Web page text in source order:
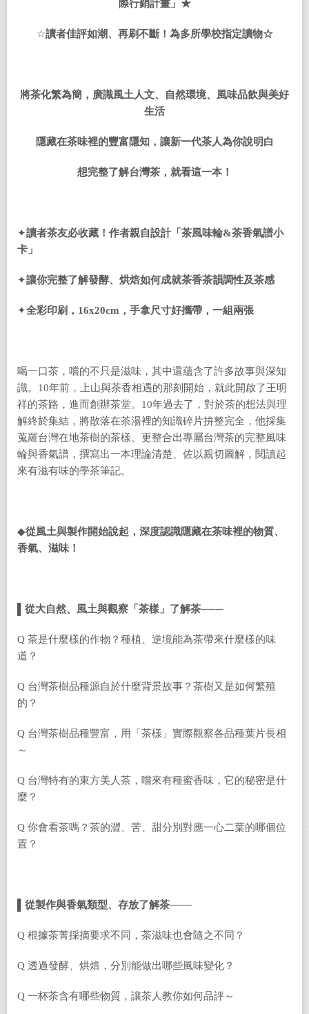
際行銷計畫」 ★
☆讀者佳評如潮、再刷不斷！ 為多所學校指定讀物☆
將茶化繁為簡，廣識風土人文、自然環境、風味品飲與美好
生活
隱藏在茶味裡的豐富隱知，讓新一代茶人為你說明白
想完整了解台灣茶，就看這一本！
✦讀者茶友必收藏！作者親自設計「茶風味輪&茶香氣譜小
卡」
✦讓你完整了解發酵、烘焙如何成就茶香茶韻調性及茶感
✦全彩印刷， 16x20cm ，手拿尺寸好攜帶，一組兩張
喝一口茶，嚐的不只是滋味，其中還蘊含了許多故事與深知
識。10年前，上山與茶香相遇的那刻開始，就此開啟了王明
祥的茶路，進而創辦茶堂。10年過去了，對於茶的想法與理
解終於集結，將散落在茶湯裡的知識碎片拚整完全，他採集
蒐羅台灣在地茶樹的茶樣、更整合出專屬台灣茶的完整風味
輪與香氣譜，撰寫出一本理論清楚、佐以親切圖解，閱讀起
來有滋有味的學茶筆記。
◆從風土與製作開始說起，深度認識隱藏在茶味裡的物質、
香氣、滋味！
從大自然、風土與觀察「茶樣」了解茶───
Q 茶是什麼樣的作物？種植、逆境能為茶帶來什麼樣的味
道？
Q 台灣茶樹品種源自於什麼背景故事？茶樹又是如何繁殖
的？
Q 台灣茶樹品種豐富，用「茶樣」實際觀察各品種葉片長相
～
Q 台灣特有的東方美人茶，嚐來有種蜜香味，它的秘密是什
麼？
Q 你會看茶嗎？茶的澀、苦、甜分別對應一心二葉的哪個位
置？
從製作與香氣類型、存放了解茶───
Q 根據茶菁採摘要求不同，茶滋味也會隨之不同？
Q 透過發酵、烘焙，分別能做出哪些風味變化？
Q 一杯茶含有哪些物質，讓茶人教你如何品評～